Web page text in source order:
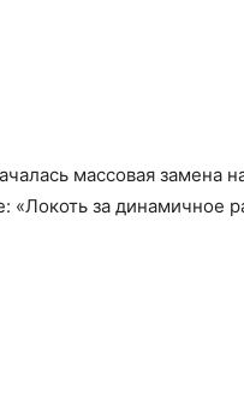
массовая замена
«Локоть за динамичное